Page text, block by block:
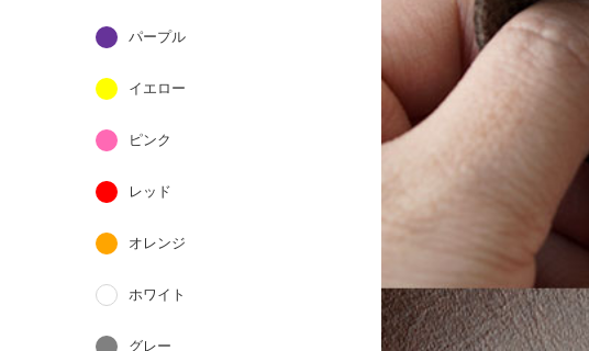
パープル
イエロー
ピンク
レッド
オレンジ
ホワイト
グレー